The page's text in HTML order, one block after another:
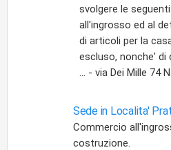
svolgere le
all'ingrosso ed al
di articoli per la
escluso, nonche' di
... - via Dei Mille 74
Sede in Localita'
Commercio
costruzione.